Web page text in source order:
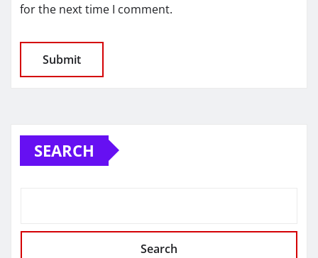
for the next time I comment.
SEARCH
Search